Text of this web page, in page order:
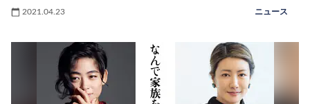
2021.04.23 ニュース